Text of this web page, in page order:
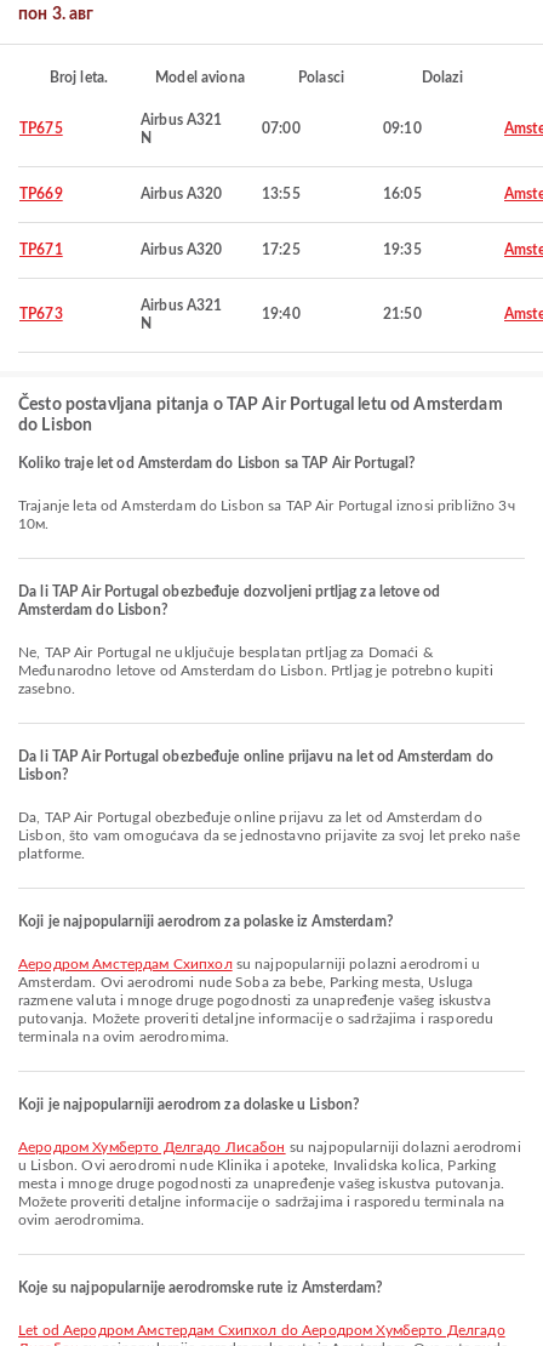
пон 3. авг
Broj leta. Model aviona Polasci Dolazi
TP675
Airbus A321
N
07:00 09:10
TP669 Airbus A320 13:55 16:05
TP671 Airbus A320 17:25 19:35
TP673
Airbus A321
N
19:40 21:50
Često postavljana pitanja o TAP Air Portugal letu od Amsterdam
do Lisbon
Koliko traje let od Amsterdam do Lisbon sa TAP Air Portugal?
Trajanje leta od Amsterdam do Lisbon sa TAP Air Portugal iznosi približno 3ч
10м.
Da li TAP Air Portugal obezbeđuje dozvoljeni prtljag za letove od
Amsterdam do Lisbon?
Ne, TAP Air Portugal ne uključuje besplatan prtljag za Domaći &
Međunarodno letove od Amsterdam do Lisbon. Prtljag je potrebno kupiti
zasebno.
Da li TAP Air Portugal obezbeđuje online prijavu na let od Amsterdam do
Lisbon?
Da, TAP Air Portugal obezbeđuje online prijavu za let od Amsterdam do
Lisbon, što vam omogućava da se jednostavno prijavite za svoj let preko naše
platforme.
Koji je najpopularniji aerodrom za polaske iz Amsterdam?
Aеродром Амстердам Схипхолsu najpopularniji polazni aerodromi u
Amsterdam. Ovi aerodromi nude Soba za bebe, Parking mesta, Usluga
razmene valuta i mnoge druge pogodnosti za unapređenje vašeg iskustva
putovanja. Možete proveriti detaljne informacije o sadržajima i rasporedu
terminala na ovim aerodromima.
Koji je najpopularniji aerodrom za dolaske u Lisbon?
Aеродром Хумберто Делгадо Лисабон su najpopularniji dolazni aerodromi
u Lisbon. Ovi aerodromi nude Klinika i apoteke, Invalidska kolica, Parking
mesta i mnoge druge pogodnosti za unapređenje vašeg iskustva putovanja.
Možete proveriti detaljne informacije o sadržajima i rasporedu terminala na
ovim aerodromima.
Koje su najpopularnije aerodromske rute iz Amsterdam?
let od Aеродром Амстердам Схипхол do Aеродром Хумберто Делгадо